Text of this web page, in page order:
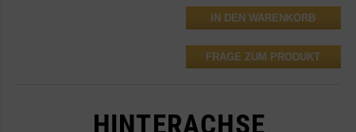
FRAGE ZUM PRODUKT
HINTERACHSE